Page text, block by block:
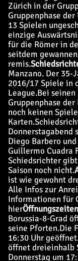
Zürich in der
Gruppenphase
13 Spielen
einzige
für die Römer in
seitdem
remis.
Manzano. Der 35-
2016/17 Spiele in
League.Bei
Gruppenphase
noch keinen
Karten.
Donnerstagabend
Diego Barbero
Guillermo Cuadra
Schiedsrichter
Saison noch nicht.
ist wie gewohnt
Alle Infos zur
Informationen für
hierÖffnungszeiten
Borussia-8-Grad
seine Pforten.Die
16:30 Uhr
öffnet dreieinhalb
Donnerstag um